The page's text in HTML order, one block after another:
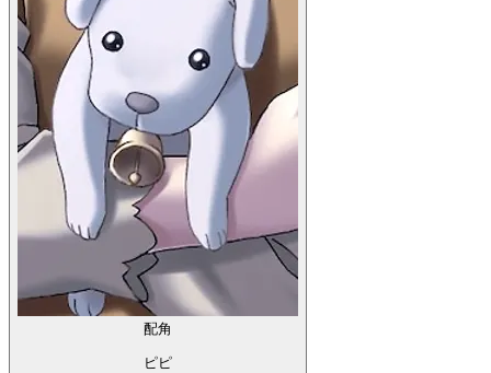
配角
ピピ